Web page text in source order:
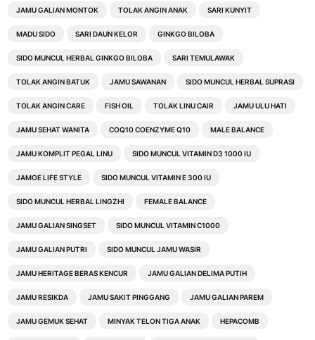
JAMU GALIAN MONTOK TOLAK ANGIN ANAK SARI KUNYIT
MADU SIDO SARI DAUN KELOR GINKGO BILOBA
SIDO MUNCUL HERBAL GINKGO BILOBA SARI TEMULAWAK
TOLAK ANGIN BATUK JAMU SAWANAN SIDO MUNCUL HERBAL SUPRASI
TOLAK ANGIN CARE FISH OIL TOLAK LINU CAIR JAMU ULU HATI
JAMU SEHAT WANITA COQ10 COENZYME Q10 MALE BALANCE
JAMU KOMPLIT PEGAL LINU SIDO MUNCUL VITAMIN D3 1000 IU
JAMOE LIFE STYLE SIDO MUNCUL VITAMIN E 300 IU
SIDO MUNCUL HERBAL LINGZHI FEMALE BALANCE
JAMU GALIAN SINGSET SIDO MUNCUL VITAMIN C1000
JAMU GALIAN PUTRI SIDO MUNCUL JAMU WASIR
JAMU HERITAGE BERAS KENCUR JAMU GALIAN DELIMA PUTIH
JAMU RESIKDA JAMU SAKIT PINGGANG JAMU GALIAN PAREM
JAMU GEMUK SEHAT MINYAK TELON TIGA ANAK HEPACOMB